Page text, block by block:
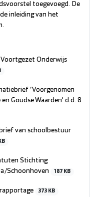
toegevoegd. De
inleiding van het
Onderwijs
‘Voorgenomen
Goudse Waarden’ d.d. 8
van schoolbestuur
Stichting
Schoonhoven
187 KB
373 KB